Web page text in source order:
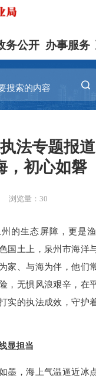
务公开 办事服务
执法专题报
，初心如磐
浏览量：30
生态屏障，更是渔
国土上，泉州市海洋
家、与海为伴，他们
，无惧风浪艰辛，在
实的执法成效，守护
显担当
，海上气温逼近冰